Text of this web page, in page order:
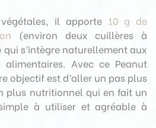
il apporte 10 g de
(environ deux cuillères à
s’intègre naturellement aux
alimentaires. Avec ce Peanut
objectif est d’aller un pas plus
plus nutritionnel qui en fait un
à utiliser et agréable à